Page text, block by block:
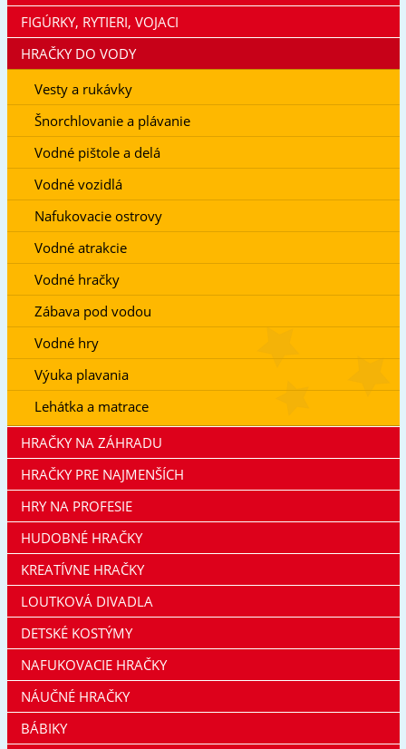
FIGÚRKY, RYTIERI, VOJACI
HRAČKY DO VODY
Vesty a rukávky
Šnorchlovanie a plávanie
Vodné pištole a delá
Vodné vozidlá
Nafukovacie ostrovy
Vodné atrakcie
Vodné hračky
Zábava pod vodou
Vodné hry
Výuka plavania
Lehátka a matrace
HRAČKY NA ZÁHRADU
HRAČKY PRE NAJMENŠÍCH
HRY NA PROFESIE
HUDOBNÉ HRAČKY
KREATÍVNE HRAČKY
LOUTKOVÁ DIVADLA
DETSKÉ KOSTÝMY
NAFUKOVACIE HRAČKY
NÁUČNÉ HRAČKY
BÁBIKY